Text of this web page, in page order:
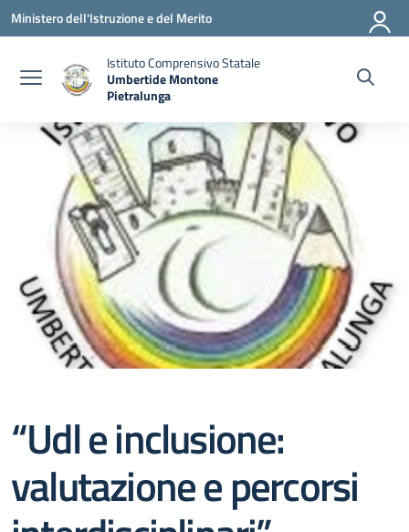
Vai ai contenuti
Vai al menu di navigazione
Vai al footer
Ministero dell'Istruzione e del Merito
Istituto Comprensivo Statale
Umbertide Montone
Pietralunga
“Udl e inclusione:
valutazione e percorsi